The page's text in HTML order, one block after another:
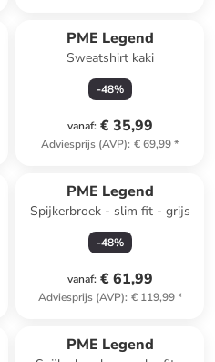
PME Legend
Sweatshirt kaki
-48%
vanaf: € 35,99
Adviesprijs (AVP): € 69,99*
PME Legend
Spijkerbroek - slim fit - grijs
-48%
vanaf: € 61,99
Adviesprijs (AVP): € 119,99*
PME Legend